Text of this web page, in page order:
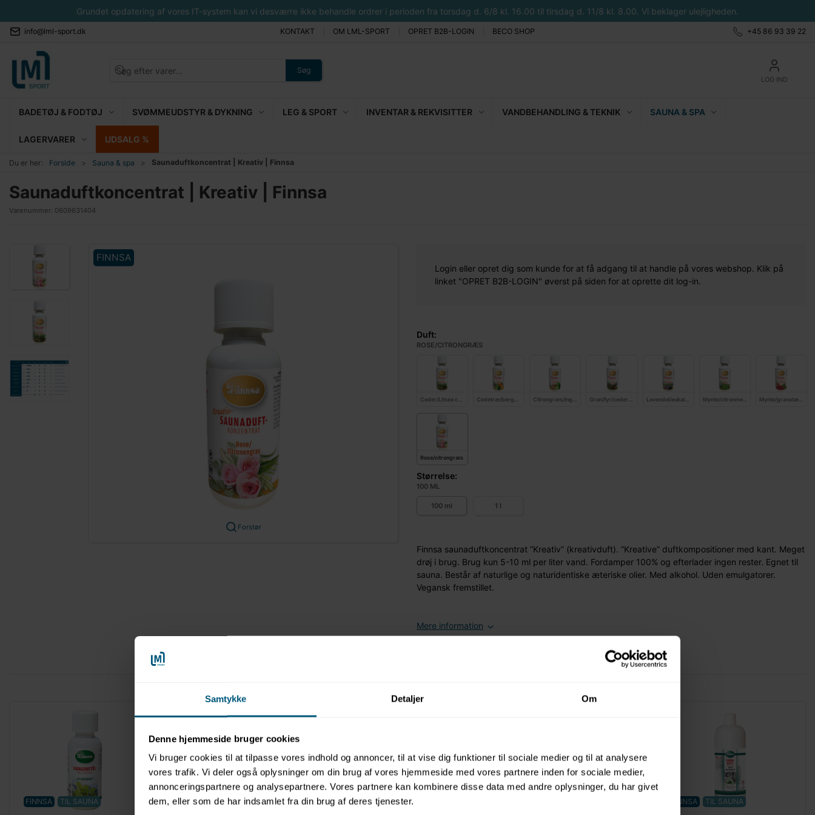
Samtykke Detaljer Om
Denne hjemmeside bruger cookies
Vi bruger cookies til at tilpasse vores indhold og annoncer, til at vise dig funktioner til sociale medier og til at analysere
vores trafik. Vi deler også oplysninger om din brug af vores hjemmeside med vores partnere inden for sociale medier,
annonceringspartnere og analysepartnere. Vores partnere kan kombinere disse data med andre oplysninger, du har givet
dem, eller som de har indsamlet fra din brug af deres tjenester.
Grundet opdatering af vores IT-system kan vi desværre ikke behandle ordrer i perioden fra torsdag d. 6/8 kl. 16.00 til tirsdag d. 11/8 kl. 8.00. Vi beklager ulejligheden.
info@lml-sport.dk KONTAKT OM LML-SPORT OPRET B2B-LOGIN BECO SHOP +45 86 93 39 22
Søg
LOG IND
BADETØJ & FODTØJ SVØMMEUDSTYR & DYKNING LEG & SPORT INVENTAR & REKVISITTER VANDBEHANDLING & TEKNIK SAUNA & SPA
LAGERVARER UDSALG %
Du er her: Forside Sauna & spa Saunaduftkoncentrat | Kreativ | Finnsa
Saunaduftkoncentrat | Kreativ | Finnsa
Varenummer: 0609631404
FINNSA
Forstør
Login eller opret dig som kunde for at få adgang til at handle på vores webshop. Klik på
linket "OPRET B2B-LOGIN" øverst på siden for at oprette dit log-in.
Duft:
ROSE/CITRONGRÆS
Lavendel/eukalyptys/johannesbær/ceder Mynte/citronmelisse/salvie
Rose/citrongræs
Størrelse:
100 ML
100 ml 1 l
Finnsa saunaduftkoncentrat ”Kreativ” (kreativduft). ”Kreative” duftkompositioner med kant. Meget
drøj i brug. Brug kun 5-10 ml per liter vand. Fordamper 100% og efterlader ingen rester. Egnet til
sauna. Består af naturlige og naturidentiske æteriske olier. Med alkohol. Uden emulgatorer.
Vegansk fremstillet.
Mere information
FINNSA TIL SAUNA FINNSA TIL SAUNA FINNSA TIL SAUNA FINNSA TIL SAUNA